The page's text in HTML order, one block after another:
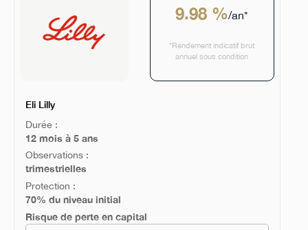
9.98 %/an*
*Rendement indicatif brut
annuel sous condition
Eli Lilly
Durée :
12 mois à 5 ans
Observations :
trimestrielles
Protection :
70% du niveau initial
Risque de perte en capital